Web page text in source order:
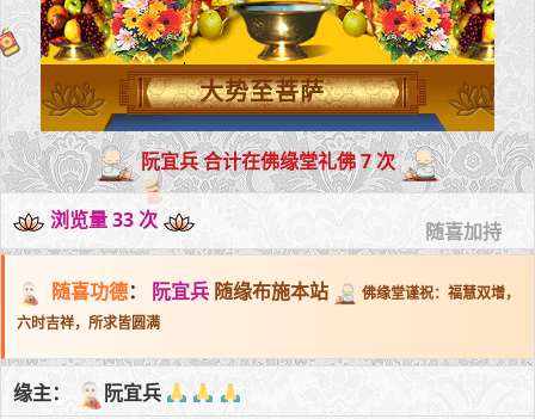
大势至菩萨
阮宜兵 合计在佛缘堂礼佛 7 次
浏览量 33 次 随喜加持
随喜功德： 阮宜兵 随缘布施本站
佛缘堂谨祝：福慧双增，
六时吉祥，所求皆圆满
缘主：
阮宜兵